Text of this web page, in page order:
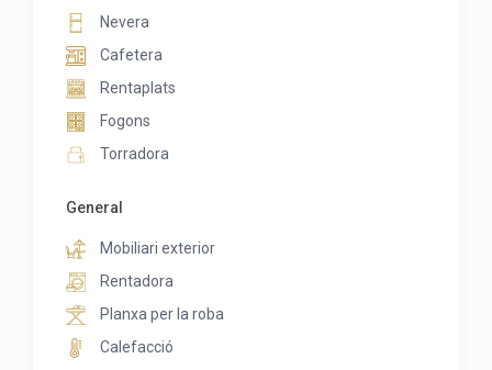
Nevera
Cafetera
Rentaplats
Fogons
Torradora
General
Mobiliari exterior
Rentadora
Planxa per la roba
Calefacció